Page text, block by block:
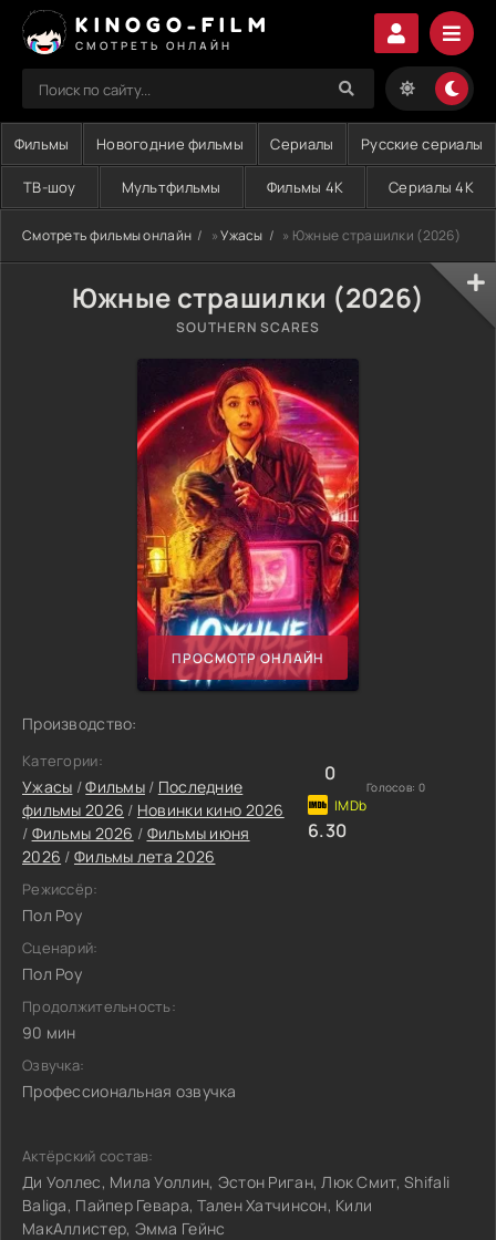
KINOGO-FILM
СМОТРЕТЬ ОНЛАЙН
Фильмы Новогодние фильмы Сериалы Русские сериалы
ТВ-шоу Мультфильмы Фильмы 4K Сериалы 4K
Смотреть фильмы онлайн »Ужасы » Южные страшилки (2026)
Южные страшилки (2026)
SOUTHERN SCARES
ПРОСМОТР ОНЛАЙН
Производство:
Категории:
Ужасы /Фильмы/ Последние
фильмы 2026 / Новинки кино 2026
/ Фильмы 2026 / Фильмы июня
2026 / Фильмы лета 2026
Режиссёр:
Пол Роу
Сценарий:
Пол Роу
Продолжительность:
90 мин
Озвучка:
Профессиональная озвучка
0
Голосов: 0
6.30
Актёрский состав:
Ди Уоллес, Мила Уоллин, Эстон Риган, Люк Смит, Shifali
Baliga, Пайпер Гевара, Тален Хатчинсон, Кили
МакАллистер, Эмма Гейнс